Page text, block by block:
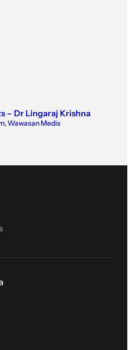
– Dr Lingaraj Krishna
, Wawasan Medis